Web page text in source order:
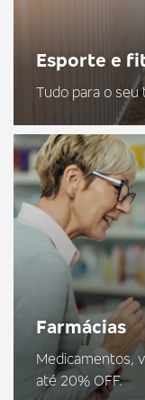
Esporte e
Tudo para o seu
Farmácias
Medicamentos,
até 20% OFF.